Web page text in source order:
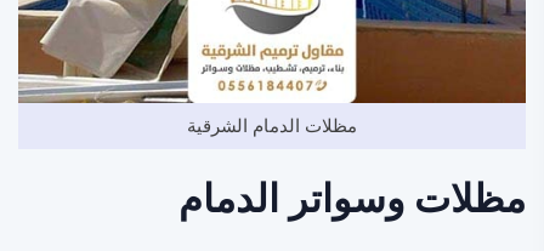
مظلات الدمام الشرقية
مظلات وسواتر الدمام